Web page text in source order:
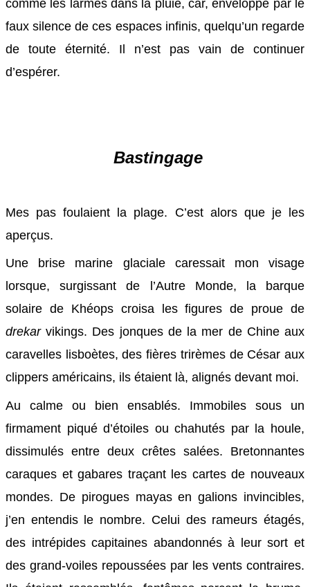
comme les larmes dans la pluie, car, enveloppé par le
faux silence de ces espaces infinis, quelqu’un regarde
de toute éternité. Il n’est pas vain de continuer
d’espérer.
Bastingage
Mes pas foulaient la plage. C’est alors que je les
aperçus.
Une brise marine glaciale caressait mon visage
lorsque, surgissant de l’Autre Monde, la barque
solaire de Khéops croisa les figures de proue de
drekarvikings. Des jonques de la mer de Chine aux
caravelles lisboètes, des fières trirèmes de César aux
clippers américains, ils étaient là, alignés devant moi.
Au calme ou bien ensablés. Immobiles sous un
firmament piqué d’étoiles ou chahutés par la houle,
dissimulés entre deux crêtes salées. Bretonnantes
caraques et gabares traçant les cartes de nouveaux
mondes. De pirogues mayas en galions invincibles,
j’en entendis le nombre. Celui des rameurs étagés,
des intrépides capitaines abandonnés à leur sort et
des grand-voiles repoussées par les vents contraires.